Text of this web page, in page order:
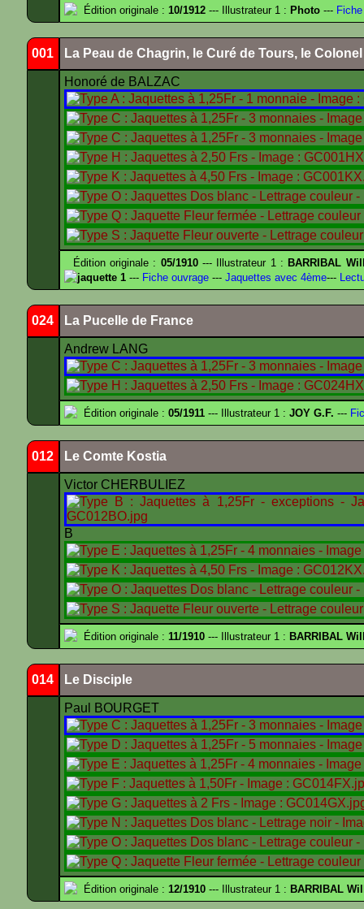
Édition originale : 10/1912 --- Illustrateur 1 : Photo ---
001 La Peau de Chagrin, le Curé de Tours, le
Honoré de BALZAC
Édition originale : 05/1910--- Illustrateur 1 : BARRIBAL
jaquette 1 --- Fiche ouvrage --- Jaquettes avec 4ème---
024 La Pucelle de France
Andrew LANG
Édition originale : 05/1911 --- Illustrateur 1 : JOY G.F. ---
012 Le Comte Kostia
Victor CHERBULIEZ
B
Édition originale : 11/1910 --- Illustrateur 1 : BARRIBAL
014 Le Disciple
Paul BOURGET
Édition originale : 12/1910 --- Illustrateur 1 : BARRIBAL